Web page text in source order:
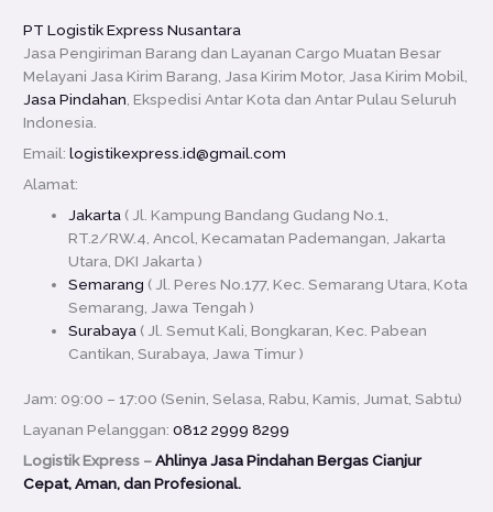
PT Logistik Express Nusantara
Jasa Pengiriman Barang dan Layanan Cargo Muatan Besar
Melayani Jasa Kirim Barang, Jasa Kirim Motor, Jasa Kirim Mobil,
Jasa Pindahan, Ekspedisi Antar Kota dan Antar Pulau Seluruh
Indonesia.
Email:logistikexpress.id@gmail.com
Alamat:
Jakarta ( Jl. Kampung Bandang Gudang No.1,
RT.2/RW.4, Ancol, Kecamatan Pademangan, Jakarta
Utara, DKI Jakarta )
Semarang ( Jl. Peres No.177, Kec. Semarang Utara, Kota
Semarang, Jawa Tengah )
Surabaya ( Jl. Semut Kali, Bongkaran, Kec. Pabean
Cantikan, Surabaya, Jawa Timur )
Jam: 09:00 – 17:00 (Senin, Selasa, Rabu, Kamis, Jumat, Sabtu)
Layanan Pelanggan:0812 2999 8299
Logistik Express –Ahlinya Jasa Pindahan Bergas Cianjur
Cepat, Aman, dan Profesional.